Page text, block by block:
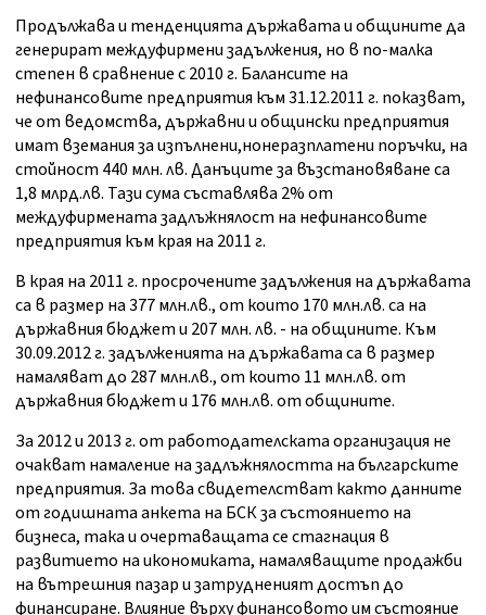
Продължава и тенденцията държавата и общините да
генерират междуфирмени задължения, но в по-малка
степен в сравнение с 2010 г. Балансите на
нефинансовите предприятия към 31.12.2011 г. показват,
че от ведомства, държавни и общински предприятия
имат вземания за изпълнени,нонеразплатени поръчки, на
стойност 440 млн. лв. Данъците за възстановяване са
1,8 млрд.лв. Тази сума съставлява 2% от
междуфирмената задлъжнялост на нефинансовите
предприятия към края на 2011 г.
В края на 2011 г. просрочените задължения на държавата
са в размер на 377 млн.лв., от които 170 млн.лв. са на
държавния бюджет и 207 млн. лв. - на общините. Към
30.09.2012 г. задълженията на държавата са в размер
намаляват до 287 млн.лв., от които 11 млн.лв. от
държавния бюджет и 176 млн.лв. от общините.
За 2012 и 2013 г. от работодателската организация не
очакват намаление на задлъжнялостта на българските
предприятия. За това свидетелстват както данните
от годишната анкета на БСК за състоянието на
бизнеса, така и очертаващата се стагнация в
развитието на икономиката, намаляващите продажби
на вътрешния пазар и затрудненият достъп до
финансиране. Влияние върху финансовото им състояние